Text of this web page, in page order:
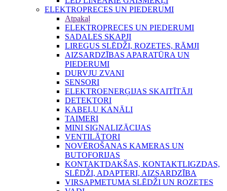
ELEKTROPRECES UN PIEDERUMI
Atpakaļ
ELEKTROPRECES UN PIEDERUMI
SADALES SKAPJI
LIREGUS SLĒDŽI, ROZETES, RĀMJI
AIZSARDZĪBAS APARATŪRA UN
PIEDERUMI
DURVJU ZVANI
SENSORI
ELEKTROENERĢIJAS SKAITĪTĀJI
DETEKTORI
KABEĻU KANĀLI
TAIMERI
MINI SIGNALIZĀCIJAS
VENTILĀTORI
NOVĒROŠANAS KAMERAS UN
BUTOFORIJAS
KONTAKTDAKŠAS, KONTAKTLIGZDAS,
SLĒDŽI, ADAPTERI, AIZSARDZĪBA
VIRSAPMETUMA SLĒDŽI UN ROZETES